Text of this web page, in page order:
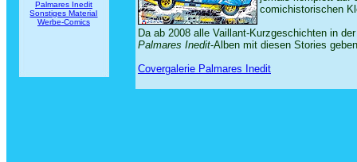
Palmares Inedit
Sonstiges Material
Werbe-Comics
comichistorischen
Da ab 2008 alle Vaillant-Kurzgeschichten in
Palmares Inedit-Alben mit diesen Stories
Covergalerie Palmares Inedit